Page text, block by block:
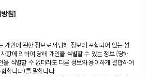
침]
개인에 관한 정보로서 당해 정보에 포함되어 있는 성
항에 의하여 당해 개인을 식별할 수 있는 정보 (당해
을 식별할 수 없더라도 다른 정보와 용이하게 결합하여
합니다)를 말합니다.